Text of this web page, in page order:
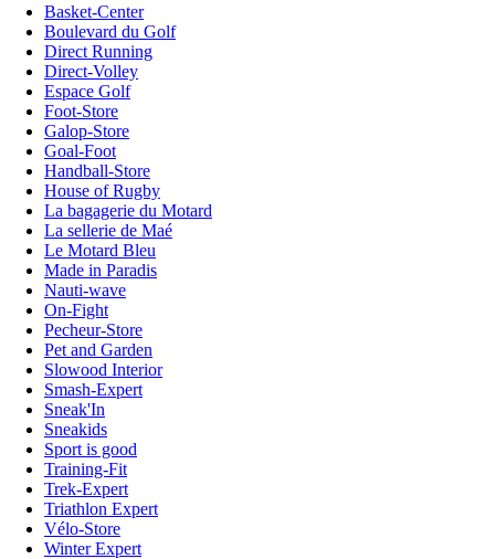
Basket-Center
Boulevard du Golf
Direct Running
Direct-Volley
Espace Golf
Foot-Store
Galop-Store
Goal-Foot
Handball-Store
House of Rugby
La bagagerie du Motard
La sellerie de Maé
Le Motard Bleu
Made in Paradis
Nauti-wave
On-Fight
Pecheur-Store
Pet and Garden
Slowood Interior
Smash-Expert
Sneak'In
Sneakids
Sport is good
Training-Fit
Trek-Expert
Triathlon Expert
Vélo-Store
Winter Expert